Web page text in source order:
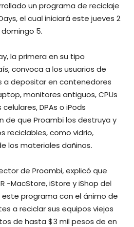
un programa de reciclaje
el cual iniciará este jueves 2
5.
la primera en su tipo
convoca a los usuarios de
a depositar en contenedores
monitores antiguos, CPUs
DPAs o iPods
de que Proambi los destruya y
reciclables, como vidrio,
los materiales dañinos.
de Proambi, explicó que
-MacStore, iStore y iShop del
programa con el ánimo de
a reciclar sus equipos viejos
de hasta $3 mil pesos de en